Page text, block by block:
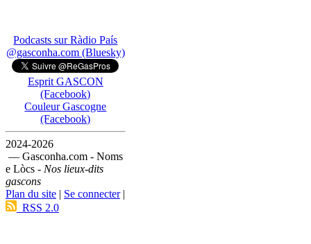
Podcasts sur Ràdio País
@gasconha.com (Bluesky)
Esprit GASCON
(Facebook)
Couleur Gascogne
(Facebook)
2024-2026
— Gasconha.com - Noms
e Lòcs - Nos lieux-dits
gascons
Plan du site | Se connecter|
RSS 2.0